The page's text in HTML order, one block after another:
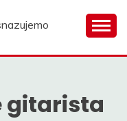
gitarista